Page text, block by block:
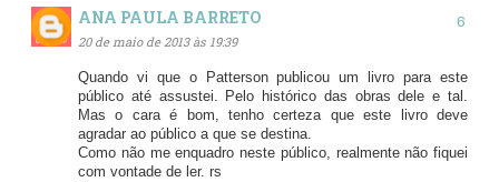
ANA PAULA BARRETO
20 de maio de 2013 às 19:39
Quando vi que o Patterson publicou um livro para este
público até assustei. Pelo histórico das obras dele e tal.
Mas o cara é bom, tenho certeza que este livro deve
agradar ao público a que se destina.
Como não me enquadro neste público, realmente não fiquei
com vontade de ler. rs